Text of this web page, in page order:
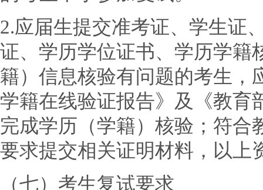
2.应届生提交准考证、学生证
证、学历学位证书、学历学籍
籍）信息核验有问题的考生，
学籍在线验证报告》及《教育
完成学历（学籍）核验；符合
要求提交相关证明材料，以上
（七）考生复试要求